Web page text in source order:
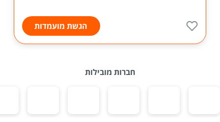
הגשת מועמדות
חברות מובילות